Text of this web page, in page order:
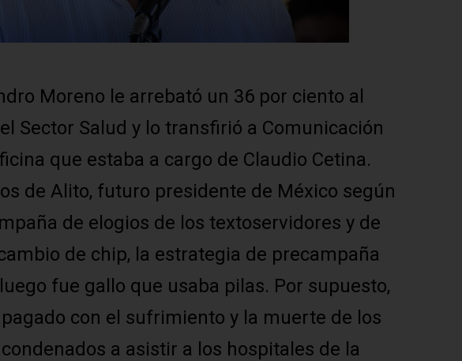
Moreno le arrebató un 36 por ciento al
Sector Salud y lo transfirió a Comunicación
que estaba a cargo de Claudio Cetina.
de Alito, futuro presidente de México según
de elogios de los textoservidores y de
de chip, la estrategia de precampaña
fue gallo que usaba pilas. Por supuesto,
con el sufrimiento y la muerte de los
a asistir a los hospitales de la